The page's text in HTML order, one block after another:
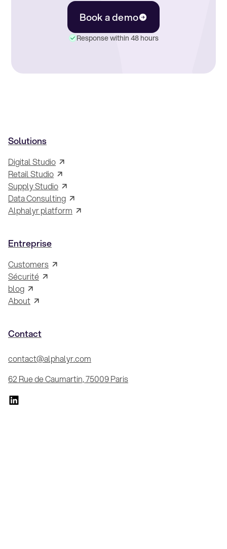
Book a demo
Response within 48 hours
Solutions
Digital Studio
Retail Studio
Supply Studio
Data Consulting
Alphalyr platform
Entreprise
Customers
Sécurité
blog
About
Contact
contact@alphalyr.com
62 Rue de Caumartin, 75009 Paris